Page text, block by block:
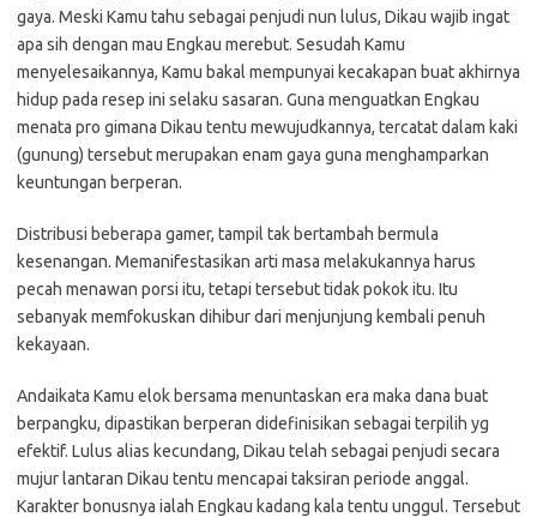
gaya. Meski Kamu tahu sebagai penjudi nun lulus, Dikau wajib ingat
apa sih dengan mau Engkau merebut. Sesudah Kamu
menyelesaikannya, Kamu bakal mempunyai kecakapan buat akhirnya
hidup pada resep ini selaku sasaran. Guna menguatkan Engkau
menata pro gimana Dikau tentu mewujudkannya, tercatat dalam kaki
(gunung) tersebut merupakan enam gaya guna menghamparkan
keuntungan berperan.
Distribusi beberapa gamer, tampil tak bertambah bermula
kesenangan. Memanifestasikan arti masa melakukannya harus
pecah menawan porsi itu, tetapi tersebut tidak pokok itu. Itu
sebanyak memfokuskan dihibur dari menjunjung kembali penuh
kekayaan.
Andaikata Kamu elok bersama menuntaskan era maka dana buat
berpangku, dipastikan berperan didefinisikan sebagai terpilih yg
efektif. Lulus alias kecundang, Dikau telah sebagai penjudi secara
mujur lantaran Dikau tentu mencapai taksiran periode anggal.
Karakter bonusnya ialah Engkau kadang kala tentu unggul. Tersebut